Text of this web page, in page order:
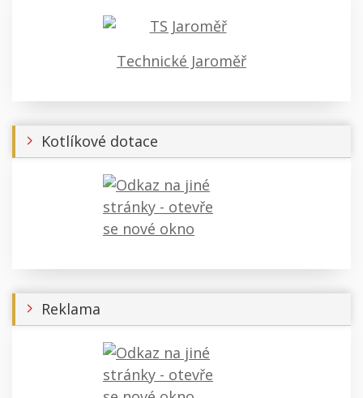
Technické Jaroměř
Kotlíkové dotace
Reklama